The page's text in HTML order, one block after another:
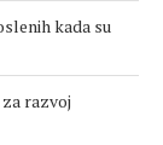
kada su
razvoj